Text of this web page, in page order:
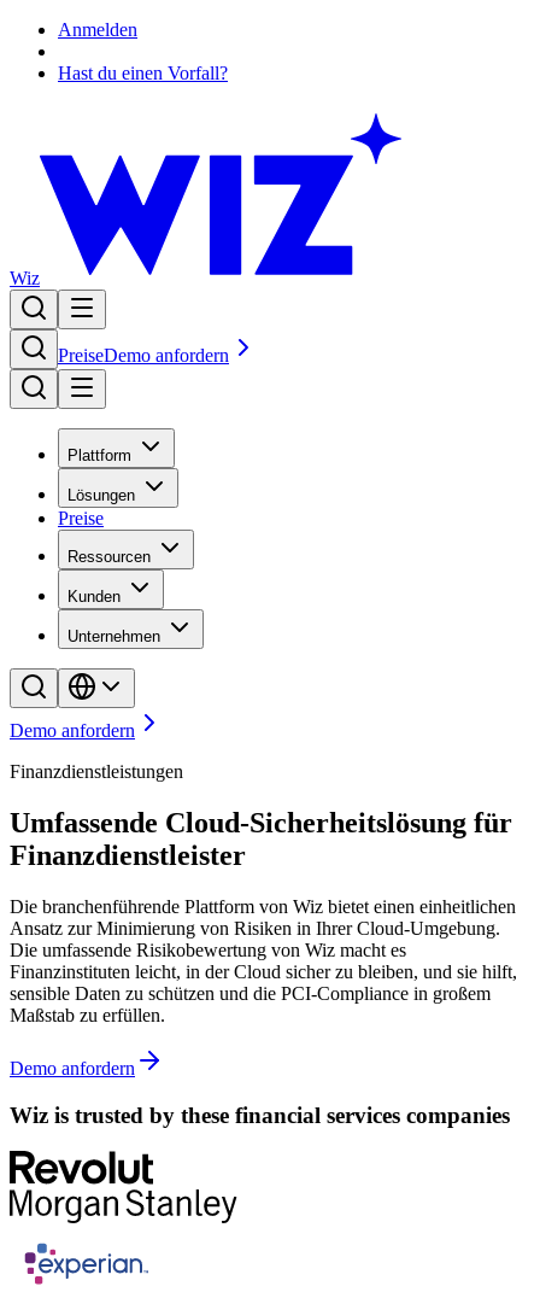
Anmelden
Hast du einen Vorfall?
Wiz
PreiseDemo anfordern
Plattform
Lösungen
Preise
Ressourcen
Kunden
Unternehmen
Demo anfordern
Finanzdienstleistungen
Umfassende Cloud-Sicherheitslösung für
Finanzdienstleister
Die branchenführende Plattform von Wiz bietet einen einheitlichen
Ansatz zur Minimierung von Risiken in Ihrer Cloud-Umgebung.
Die umfassende Risikobewertung von Wiz macht es
Finanzinstituten leicht, in der Cloud sicher zu bleiben, und sie hilft,
sensible Daten zu schützen und die PCI-Compliance in großem
Maßstab zu erfüllen.
Demo anfordern
Wiz is trusted by these financial services companies